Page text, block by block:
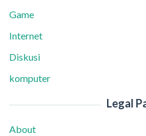
Game
Internet
Diskusi
komputer
Legal
About